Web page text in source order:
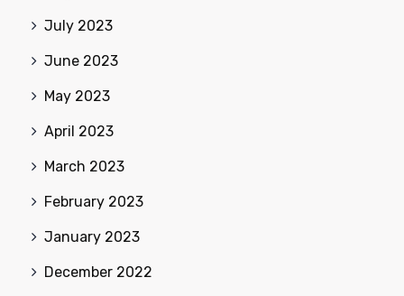
July 2023
June 2023
May 2023
April 2023
March 2023
February 2023
January 2023
December 2022